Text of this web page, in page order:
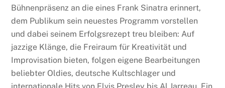
Bühnenpräsenz an die eines Frank Sinatra erinnert,
dem Publikum sein neuestes Programm vorstellen
und dabei seinem Erfolgsrezept treu bleiben: Auf
jazzige Klänge, die Freiraum für Kreativität und
Improvisation bieten, folgen eigene Bearbeitungen
beliebter Oldies, deutsche Kultschlager und